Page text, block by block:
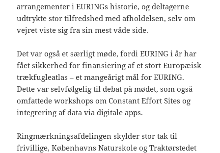
arrangementer i EURINGs historie, og deltagerne
udtrykte stor tilfredshed med afholdelsen, selv om
vejret viste sig fra sin mest våde side.
Det var også et særligt møde, fordi EURING i år har
fået sikkerhed for finansiering af et stort Europæisk
trækfugleatlas – et mangeårigt mål for EURING.
Dette var selvfølgelig til debat på mødet, som også
omfattede workshops om Constant Effort Sites og
integrering af data via digitale apps.
Ringmærkningsafdelingen skylder stor tak til
frivillige, Københavns Naturskole og Traktørstedet